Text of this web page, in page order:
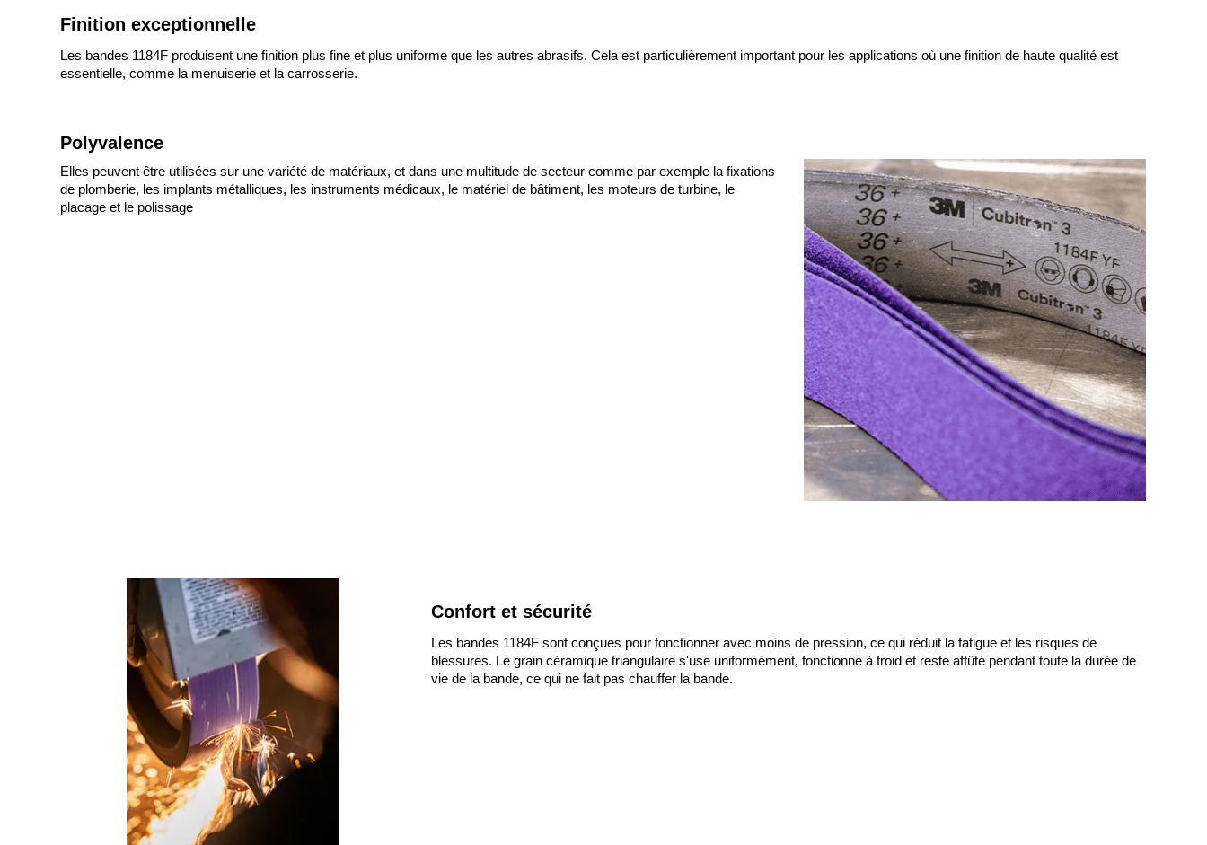
Finition exceptionnelle
Les bandes 1184F produisent une finition plus fine et plus uniforme que les autres abrasifs. Cela est particulièrement important pour les applications où une finition de haute qualité est
essentielle, comme la menuiserie et la carrosserie.
Polyvalence
Elles peuvent être utilisées sur une variété de matériaux, et dans une multitude de secteur comme par exemple la fixations
de plomberie, les implants métalliques, les instruments médicaux, le matériel de bâtiment, les moteurs de turbine, le
placage et le polissage
Confort et sécurité
Les bandes 1184F sont conçues pour fonctionner avec moins de pression, ce qui réduit la fatigue et les risques de
blessures. Le grain céramique triangulaire s'use uniformément, fonctionne à froid et reste affûté pendant toute la durée de
vie de la bande, ce qui ne fait pas chauffer la bande.